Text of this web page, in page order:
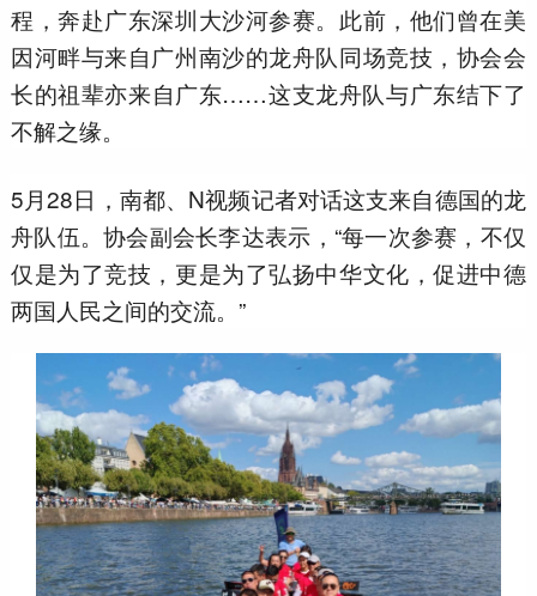
程，奔赴广东深圳大沙河参赛。此前，他们曾在美
因河畔与来自广州南沙的龙舟队同场竞技，协会会
长的祖辈亦来自广东……这支龙舟队与广东结下了
不解之缘。
5月28日，南都、N视频记者对话这支来自德国的龙
舟队伍。协会副会长李达表示，“每一次参赛，不仅
仅是为了竞技，更是为了弘扬中华文化，促进中德
两国人民之间的交流。”